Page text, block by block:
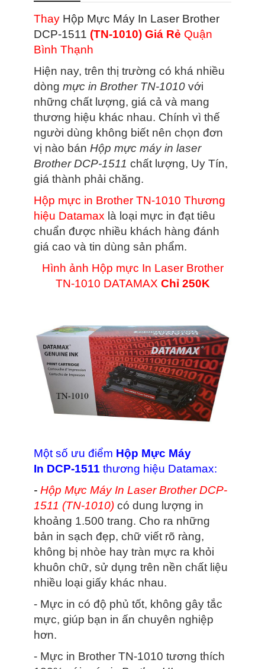
Thay Hộp Mực Máy In Laser Brother
DCP-1511 (TN-1010) Giá Rẻ Quận
Bình Thạnh
Hiện nay, trên thị trường có khá nhiều
dòngmực in Brother TN-1010 với
những chất lượng, giá cả và mang
thương hiệu khác nhau. Chính vì thế
người dùng không biết nên chọn đơn
vị nào bánHộp mực máy in laser
Brother DCP-1511 chất lượng, Uy Tín,
giá thành phải chăng.
Hộp mực in Brother TN-1010 Thương
hiệu Datamax là loại mực in đạt tiêu
chuẩn được nhiều khách hàng đánh
giá cao và tin dùng sản phẩm.
Hình ảnh Hộp mực In Laser Brother
TN-1010 DATAMAX Chỉ 250K
Một số ưu điểm Hộp Mực Máy
In DCP-1511 thương hiệu Datamax:
- Hộp Mực Máy In Laser Brother DCP-
1511 (TN-1010) có dung lượng in
khoảng 1.500 trang. Cho ra những
bản in sạch đẹp, chữ viết rõ ràng,
không bị nhòe hay tràn mực ra khỏi
khuôn chữ, sử dụng trên nền chất liệu
nhiều loại giấy khác nhau.
- Mực in có độ phủ tốt, không gây tắc
mực, giúp bạn in ấn chuyên nghiệp
hơn.
- Mực in Brother TN-1010 tương thích